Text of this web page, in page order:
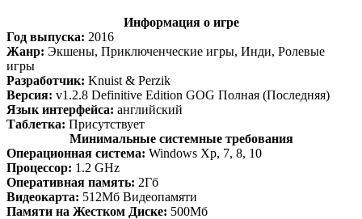
Информация о игре
Год выпуска: 2016
Жанр: Экшены, Приключенческие игры, Инди, Ролевые
игры
Разработчик: Knuist & Perzik
Версия: v1.2.8 Definitive Edition GOG Полная (Последняя)
Язык интерфейса: английский
Таблетка: Присутствует
Минимальные системные требования
Операционная система: Windows Xp, 7, 8, 10
Процессор: 1.2 GHz
Оперативная память: 2Гб
Видеокарта: 512Мб Видеопамяти
Памяти на Жестком Диске: 500Мб